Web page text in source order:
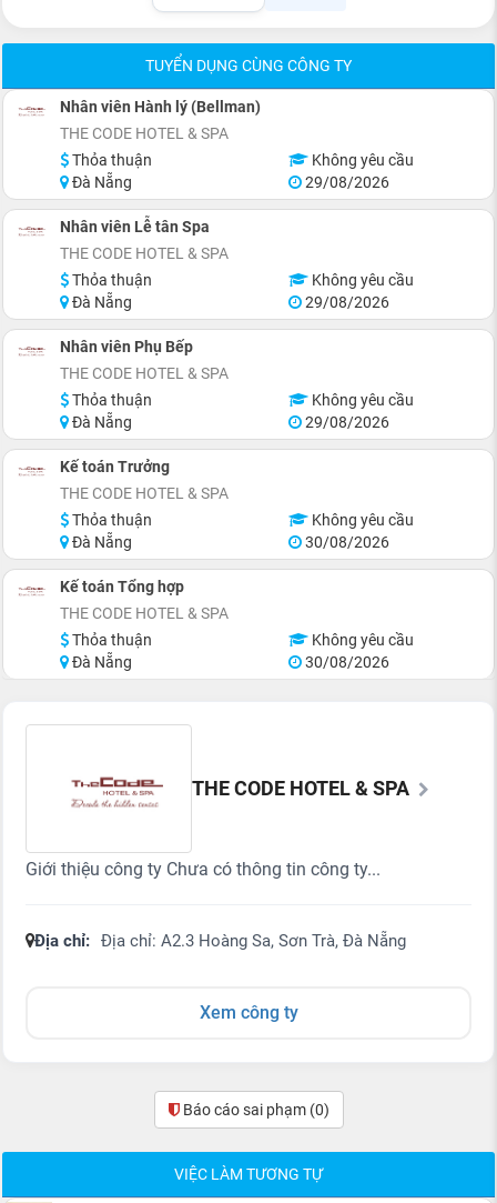
TUYỂN DỤNG CÙNG CÔNG TY
Nhân viên Hành lý (Bellman)
THE CODE HOTEL & SPA
Thỏa thuận
Không yêu cầu
Đà Nẵng
29/08/2026
Nhân viên Lễ tân Spa
THE CODE HOTEL & SPA
Thỏa thuận
Không yêu cầu
Đà Nẵng
29/08/2026
Nhân viên Phụ Bếp
THE CODE HOTEL & SPA
Thỏa thuận
Không yêu cầu
Đà Nẵng
29/08/2026
Kế toán Trưởng
THE CODE HOTEL & SPA
Thỏa thuận
Không yêu cầu
Đà Nẵng
30/08/2026
Kế toán Tổng hợp
THE CODE HOTEL & SPA
Thỏa thuận
Không yêu cầu
Đà Nẵng
30/08/2026
THE CODE HOTEL & SPA
Giới thiệu công ty Chưa có thông tin công ty...
Địa chỉ: Địa chỉ: A2.3 Hoàng Sa, Sơn Trà, Đà Nẵng
Xem công ty
Báo cáo sai phạm (0)
VIỆC LÀM TƯƠNG TỰ